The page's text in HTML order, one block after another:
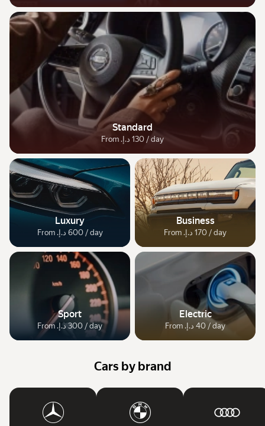
Standard
From ‏130 د.إ.‏ / day
Luxury
From ‏600 د.إ.‏ / day
Business
From ‏170 د.إ.‏ / day
Sport
From ‏300 د.إ.‏ / day
Electric
From ‏40 د.إ.‏ / day
Cars by brand